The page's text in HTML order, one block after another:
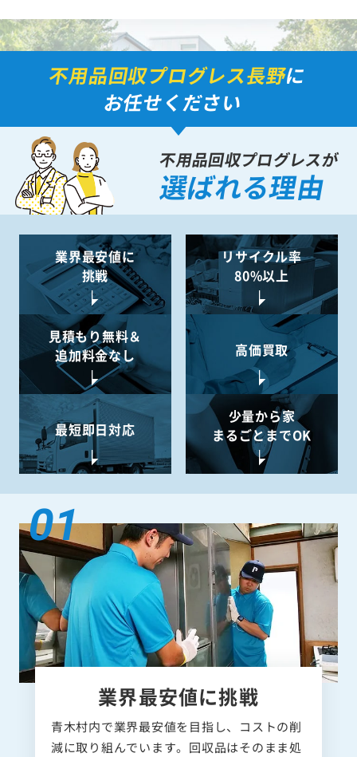
不用品回収プログレス長野に
お任せください
不用品回収プログレスが
選ばれる理由
業界最安値に
挑戦
リサイクル率
80%以上
見積もり無料＆
追加料金なし
高価買取
最短即日対応
少量から家
まるごとまでOK
業界最安値に挑戦
青木村内で業界最安値を目指し、コストの削
減に取り組んでいます。回収品はそのまま処